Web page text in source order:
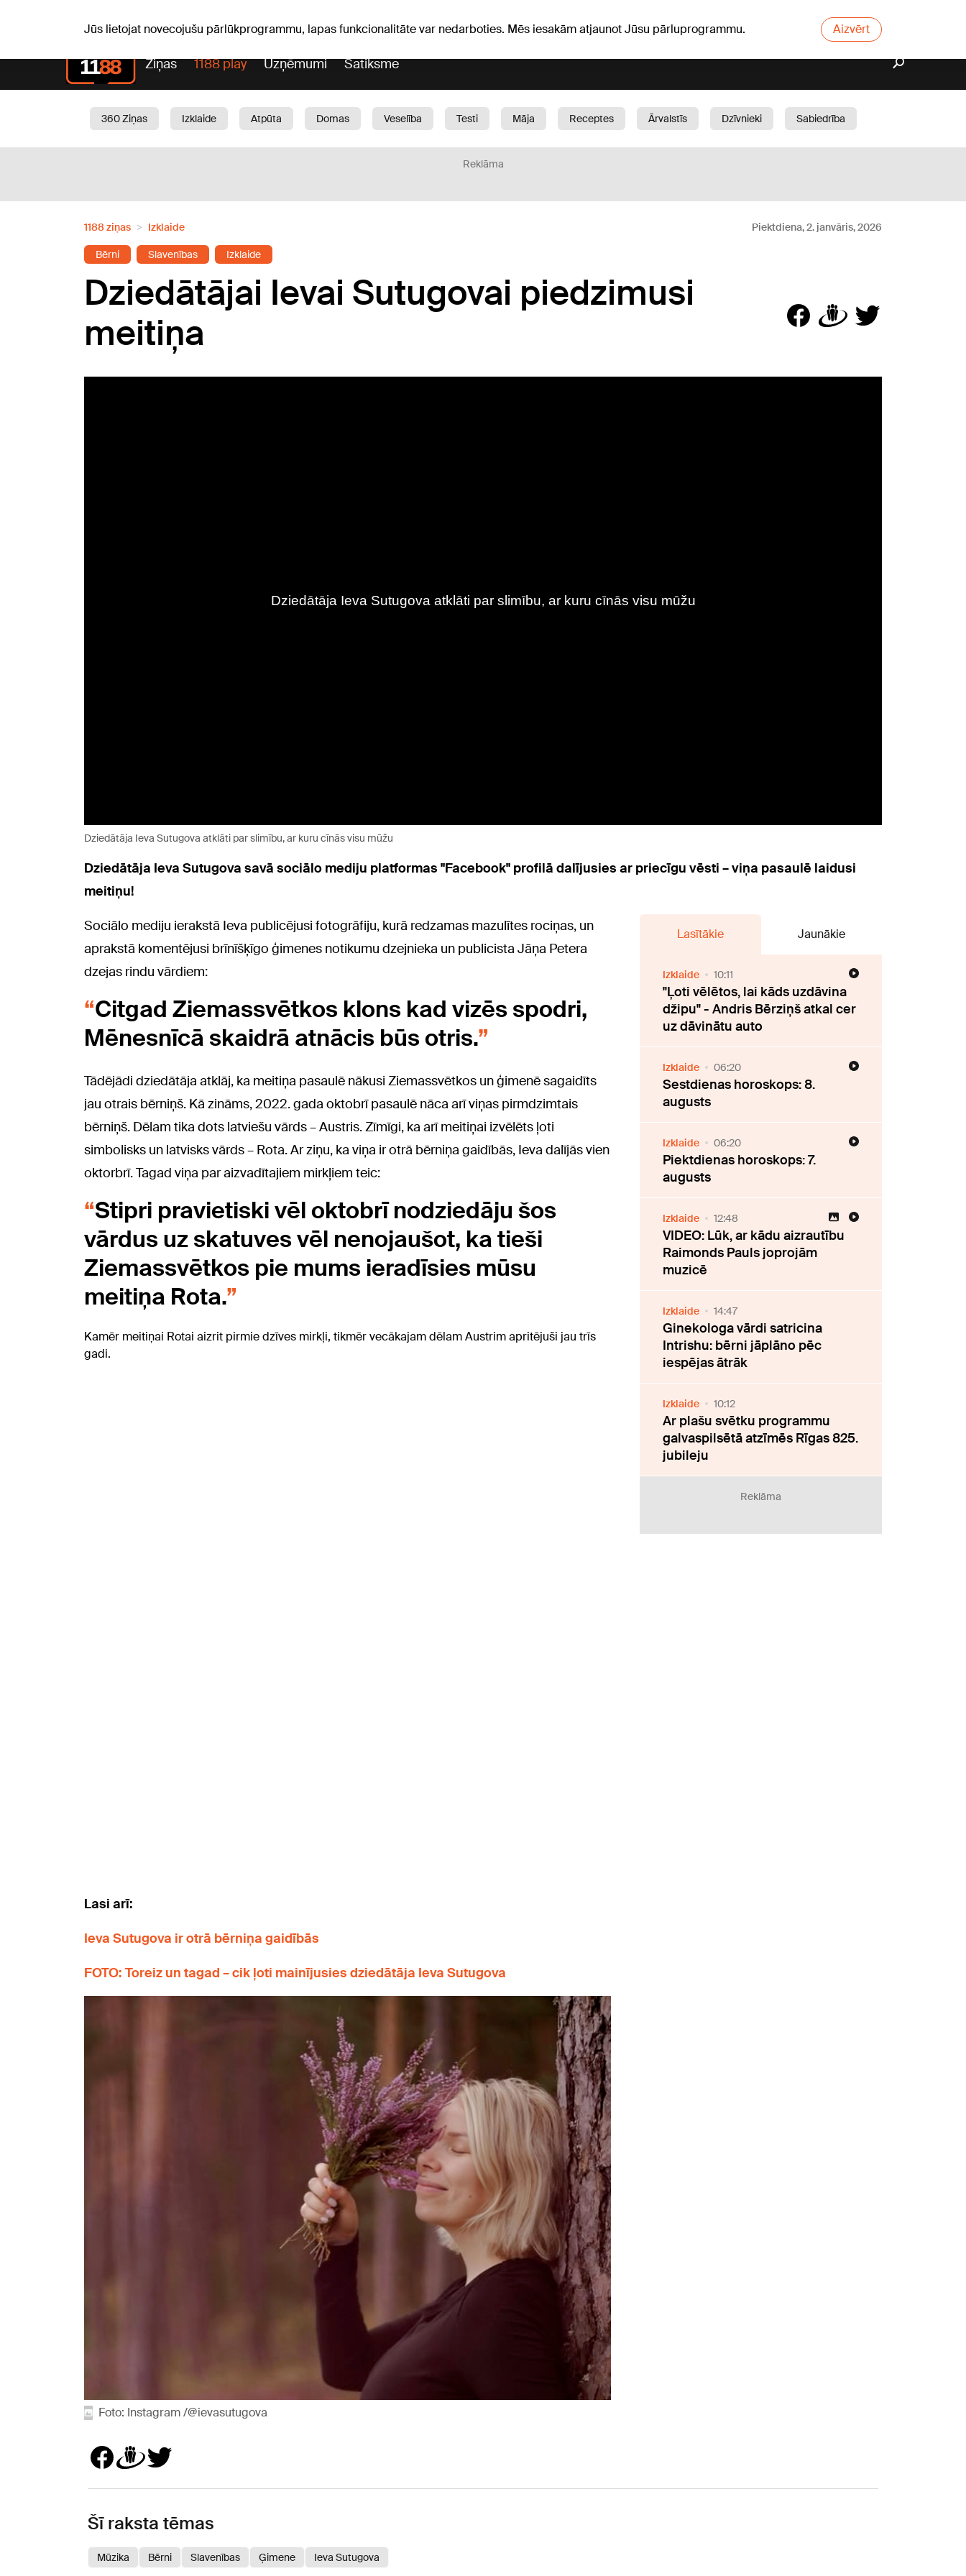
Jūs lietojat novecojušu pārlūkprogrammu, lapas funkcionalitāte var nedarboties. Mēs iesakām atjaunot Jūsu pārluprogrammu. Aizvērt
Ziņas 1188 play Uzņēmumi Satiksme
360 Ziņas Izklaide Atpūta Domas Veselība Testi Māja Receptes Ārvalstīs Dzīvnieki
Sabiedrība
Reklāma
1188 ziņas Izklaide Piektdiena, 2. janvāris, 2026
Bērni Slavenības Izklaide
Dziedātājai Ievai Sutugovai piedzimusi
meitiņa
Dziedātāja Ieva Sutugova atklāti par slimību, ar kuru cīnās visu mūžu
Dziedātāja Ieva Sutugova savā sociālo mediju platformas "Facebook" profilā dalījusies ar priecīgu vēsti – viņa pasaulē laidusi
meitiņu!
Sociālo mediju ierakstā Ieva publicējusi fotogrāfiju, kurā redzamas mazulītes rociņas, un
aprakstā komentējusi brīnīšķīgo ģimenes notikumu dzejnieka un publicista Jāņa Petera
dzejas rindu vārdiem:
Citgad Ziemassvētkos klons kad vizēs spodri,
Mēnesnīcā skaidrā atnācis būs otris.
Tādējādi dziedātāja atklāj, ka meitiņa pasaulē nākusi Ziemassvētkos un ģimenē sagaidīts
jau otrais bērniņš. Kā zināms, 2022. gada oktobrī pasaulē nāca arī viņas pirmdzimtais
bērniņš. Dēlam tika dots latviešu vārds – Austris. Zīmīgi, ka arī meitiņai izvēlēts ļoti
simbolisks un latvisks vārds – Rota. Ar ziņu, ka viņa irotrā bērniņa gaidībās, Ieva dalījās vien
oktorbrī. Tagad viņa par aizvadītajiem mirkļiem teic:
Stipri pravietiski vēl oktobrī nodziedāju šos
vārdus uz skatuves vēl nenojaušot, ka tieši
Ziemassvētkos pie mums ieradīsies mūsu
meitiņa Rota.
Kamēr meitiņai Rotai aizrit pirmie dzīves mirkļi, tikmēr vecākajam dēlam Austrim apritējuši jau trīs
gadi.
Lasi arī:
Ieva Sutugova ir otrā bērniņa gaidībās
FOTO: Toreiz un tagad – cik ļoti mainījusies dziedātāja Ieva Sutugova
Foto: Instagram /@ievasutugova
Lasītākie Jaunākie
Izklaide 10:11
"Ļoti vēlētos, lai kāds uzdāvina
džipu" - Andris Bērziņš atkal cer
uz dāvinātu auto
Izklaide 06:20
Sestdienas horoskops: 8.
augusts
Izklaide 06:20
Piektdienas horoskops: 7.
augusts
Izklaide 12:48
VIDEO: Lūk, ar kādu aizrautību
Raimonds Pauls joprojām
muzicē
Izklaide 14:47
Ginekologa vārdi satricina
Intrishu: bērni jāplāno pēc
iespējas ātrāk
Izklaide 10:12
Ar plašu svētku programmu
galvaspilsētā atzīmēs Rīgas 825.
jubileju
Reklāma
Šī raksta tēmas
Mūzika Bērni Slavenības Ģimene Ieva Sutugova